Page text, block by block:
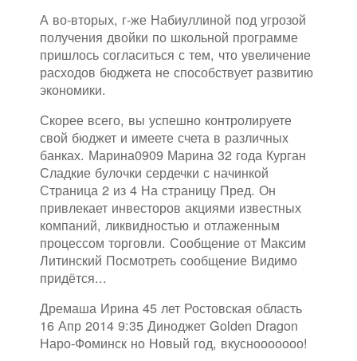
А во-вторых, г-же Набиуллиной под угрозой
получения двойки по школьной программе
пришлось согласиться с тем, что увеличение
расходов бюджета не способствует развитию
экономики.
Скорее всего, вы успешно контролируете
свой бюджет и имеете счета в различных
банках. Марина0909 Марина 32 года Курган
Сладкие булочки сердечки с начинкой
Страница 2 из 4 На страницу Пред. Он
привлекает инвесторов акциями известных
компаний, ликвидностью и отлаженным
процессом торговли. Сообщение от Максим
Литинский Посмотреть сообщение Видимо
придётся...
Дремаша Ирина 45 лет Ростовская область
16 Апр 2014 9:35 Диноджет Golden Dragon
Наро-Фоминск но Новый год, вкуснооооооо!